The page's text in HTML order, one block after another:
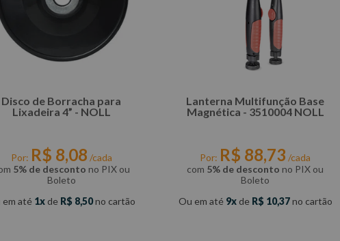
Disco de Borracha para
Lixadeira 4” - NOLL
Por: R$ 8,08 /cada
5% de desconto no PIX ou
Boleto
em até 1 de R$ 8,50no cartão
Lanterna Multifunção Base
Magnética - 3510004 NOLL
Por: R$ 88,73 /cada
com 5% de desconto no PIX ou
Boleto
Ou em até 9 de R$ 10,37no cartão